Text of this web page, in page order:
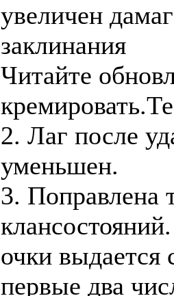
увеличен
заклинания
Читайте
2. Лаг после
уменьшен.
3. Поправлена
очки выдается
первые два